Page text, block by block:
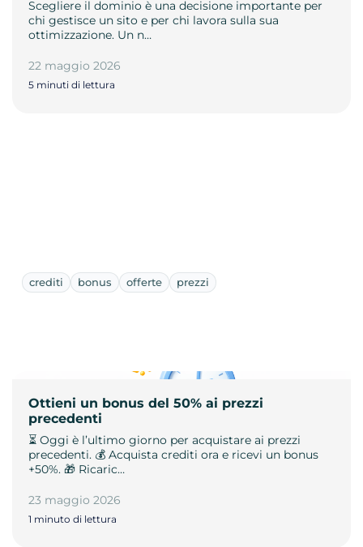
Scegliere il dominio è una decisione importante per
chi gestisce un sito e per chi lavora sulla sua
ottimizzazione. Un n…
22 maggio 2026
5 minuti di lettura
crediti bonus offerte prezzi
Ottieni un bonus del 50% ai prezzi
precedenti
⏳ Oggi è l’ultimo giorno per acquistare ai prezzi
precedenti. 💰 Acquista crediti ora e ricevi un bonus
+50%. 🎁 Ricaric…
23 maggio 2026
1 minuto di lettura